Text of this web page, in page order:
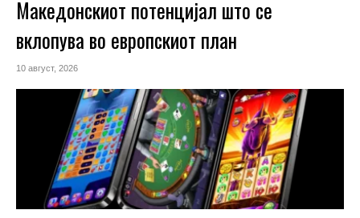
Македонскиот потенцијал што се
вклопува во европскиот план
10 август, 2026